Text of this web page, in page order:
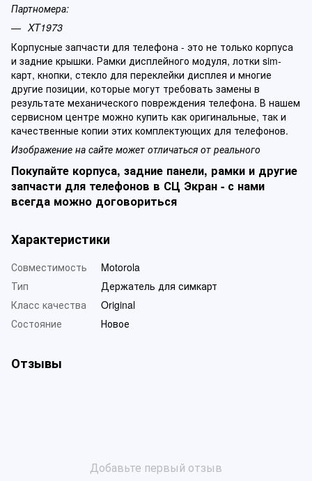
Партномера:
XT1973
Корпусные запчасти для телефона - это не только корпуса
и задние крышки. Рамки дисплейного модуля, лотки sim-
карт, кнопки, стекло для переклейки дисплея и многие
другие позиции, которые могут требовать замены в
результате механического повреждения телефона. В нашем
сервисном центре можно купить как оригинальные, так и
качественные копии этих комплектующих для телефонов.
Изображение на сайте может отличаться от реального
Покупайте корпуса, задние панели, рамки и другие
запчасти для телефонов в СЦ Экран - с нами
всегда можно договориться
Характеристики
Совместимость
Motorola
Тип
Держатель для симкарт
Класс качества
Original
Состояние
Новое
Отзывы
Добавьте первый отзыв